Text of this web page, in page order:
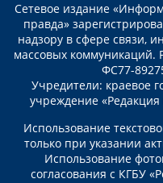
Сетевое издание
правда»
надзору в сфере связи,
массовых
ФС77-
Учредители: краевое
учреждение «Редакция
Использование
только при указании
Использование
согласования с КГБУ